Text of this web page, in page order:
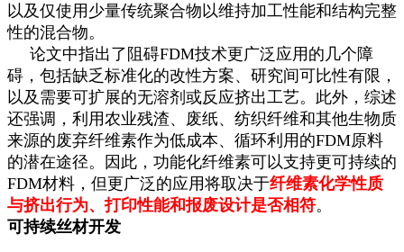
以及仅使用少量传统聚合物以维持加工性能和结构完整
性的混合物。
论文中指出了阻碍FDM技术更广泛应用的几个障
碍，包括缺乏标准化的改性方案、研究间可比性有限，
以及需要可扩展的无溶剂或反应挤出工艺。此外，综述
还强调，利用农业残渣、废纸、纺织纤维和其他生物质
来源的废弃纤维素作为低成本、循环利用的FDM原料
的潜在途径。因此，功能化纤维素可以支持更可持续的
FDM材料，但更广泛的应用将取决于纤维素化学性质
与挤出行为、打印性能和报废设计是否相符。
可持续丝材开发